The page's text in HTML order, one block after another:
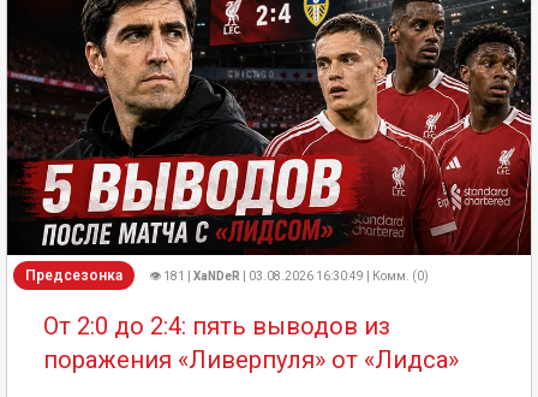
Предсезонка 👁 181 | XaNDeR | 03.08.2026 16:30:49 | Комм. (0)
От 2:0 до 2:4: пять выводов из
поражения «Ливерпуля» от «Лидса»